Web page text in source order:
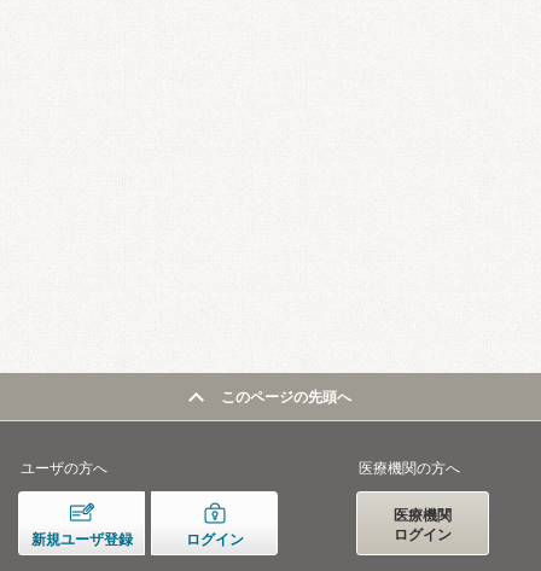
このページの先頭へ
ユーザの方へ
新規ユーザ登録 ログイン
医療機関の方へ
医療機関
ログイン